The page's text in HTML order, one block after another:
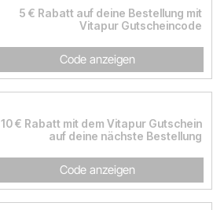
5 € Rabatt auf deine Bestellung mit
Vitapur Gutscheincode
Code anzeigen
10 € Rabatt mit dem Vitapur Gutschein
auf deine nächste Bestellung
Code anzeigen